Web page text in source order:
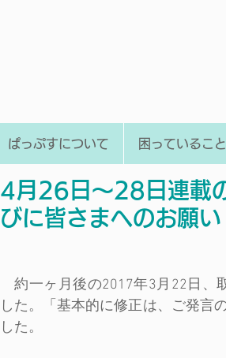
ぱっぷすについて 困っているこ
4月26日〜28日連載
びに皆さまへのお願い
約一ヶ月後の2017年3月22日、
した。「基本的に修正は、ご発言
した。